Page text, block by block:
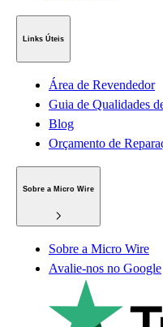
Links Úteis
Área de Revendedor
Guia de Qualidades
Blog
Orçamento de
Sobre a Micro Wire
Sobre a Micro Wire
Avalie-nos no Google